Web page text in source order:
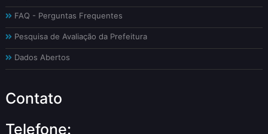
FAQ - Perguntas Frequentes
Pesquisa de Avaliação da Prefeitura
Dados Abertos
Contato
Telefone: